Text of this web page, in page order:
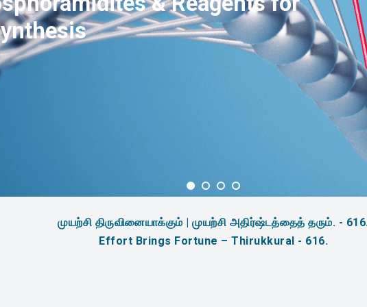
முயற்சி திருவினையாக்கும் | முயற்சி அதிர்ஷ்டத்தைத் தரும். -
Effort Brings Fortune – Thirukkural - 616.